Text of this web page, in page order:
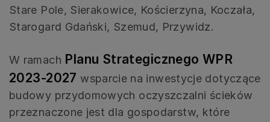
Stare Pole, Sierakowice, Kościerzyna, Koczała,
Starogard Gdański, Szemud, Przywidz.
W ramach Planu Strategicznego WPR
2023-2027 wsparcie na inwestycje dotyczące
budowy przydomowych oczyszczalni ścieków
przeznaczone jest dla gospodarstw, które